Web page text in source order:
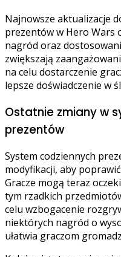
Najnowsze aktualizacje
prezentów w Hero
nagród oraz
zwiększają
na celu dostarczenie
lepsze doświadczenie w
Ostatnie zmiany w
prezentów
System codziennych
modyfikacji, aby
Gracze mogą teraz
tym rzadkich
celu wzbogacenie
niektórych nagród o
ułatwia graczom